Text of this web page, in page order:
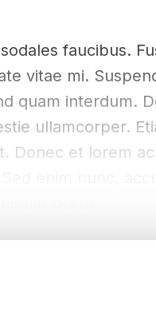
faucibus.
vitae mi.
quam interdum.
ullamcorper.
Donec et lorem